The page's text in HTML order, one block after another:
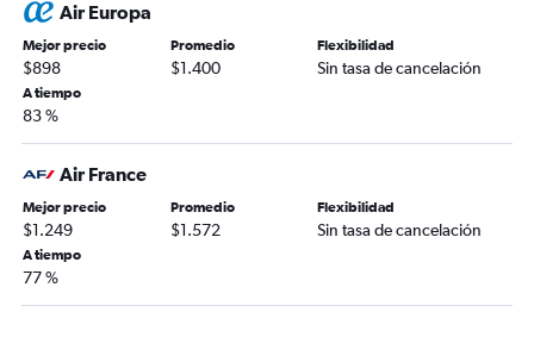
Air Europa
Mejor precio
$898
Promedio
$1.400
Flexibilidad
Sin tasa de cancelación
A tiempo
83 %
Air France
Mejor precio
$1.249
Promedio
$1.572
Flexibilidad
Sin tasa de cancelación
A tiempo
77 %